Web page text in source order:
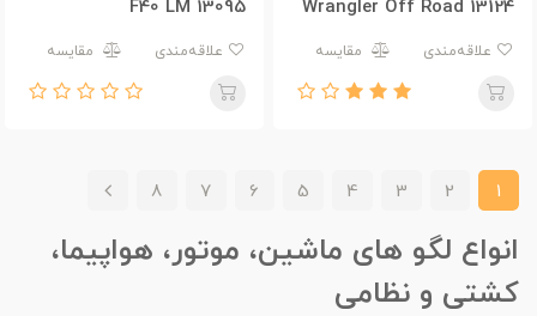
Wrangler Off Road 13124
مقایسه
F40 LM 13095
مقایسه
1
2
3
4
5
6
7
8
انواع لگو های ماشین، موتور، هواپیما،
کشتی و نظامی